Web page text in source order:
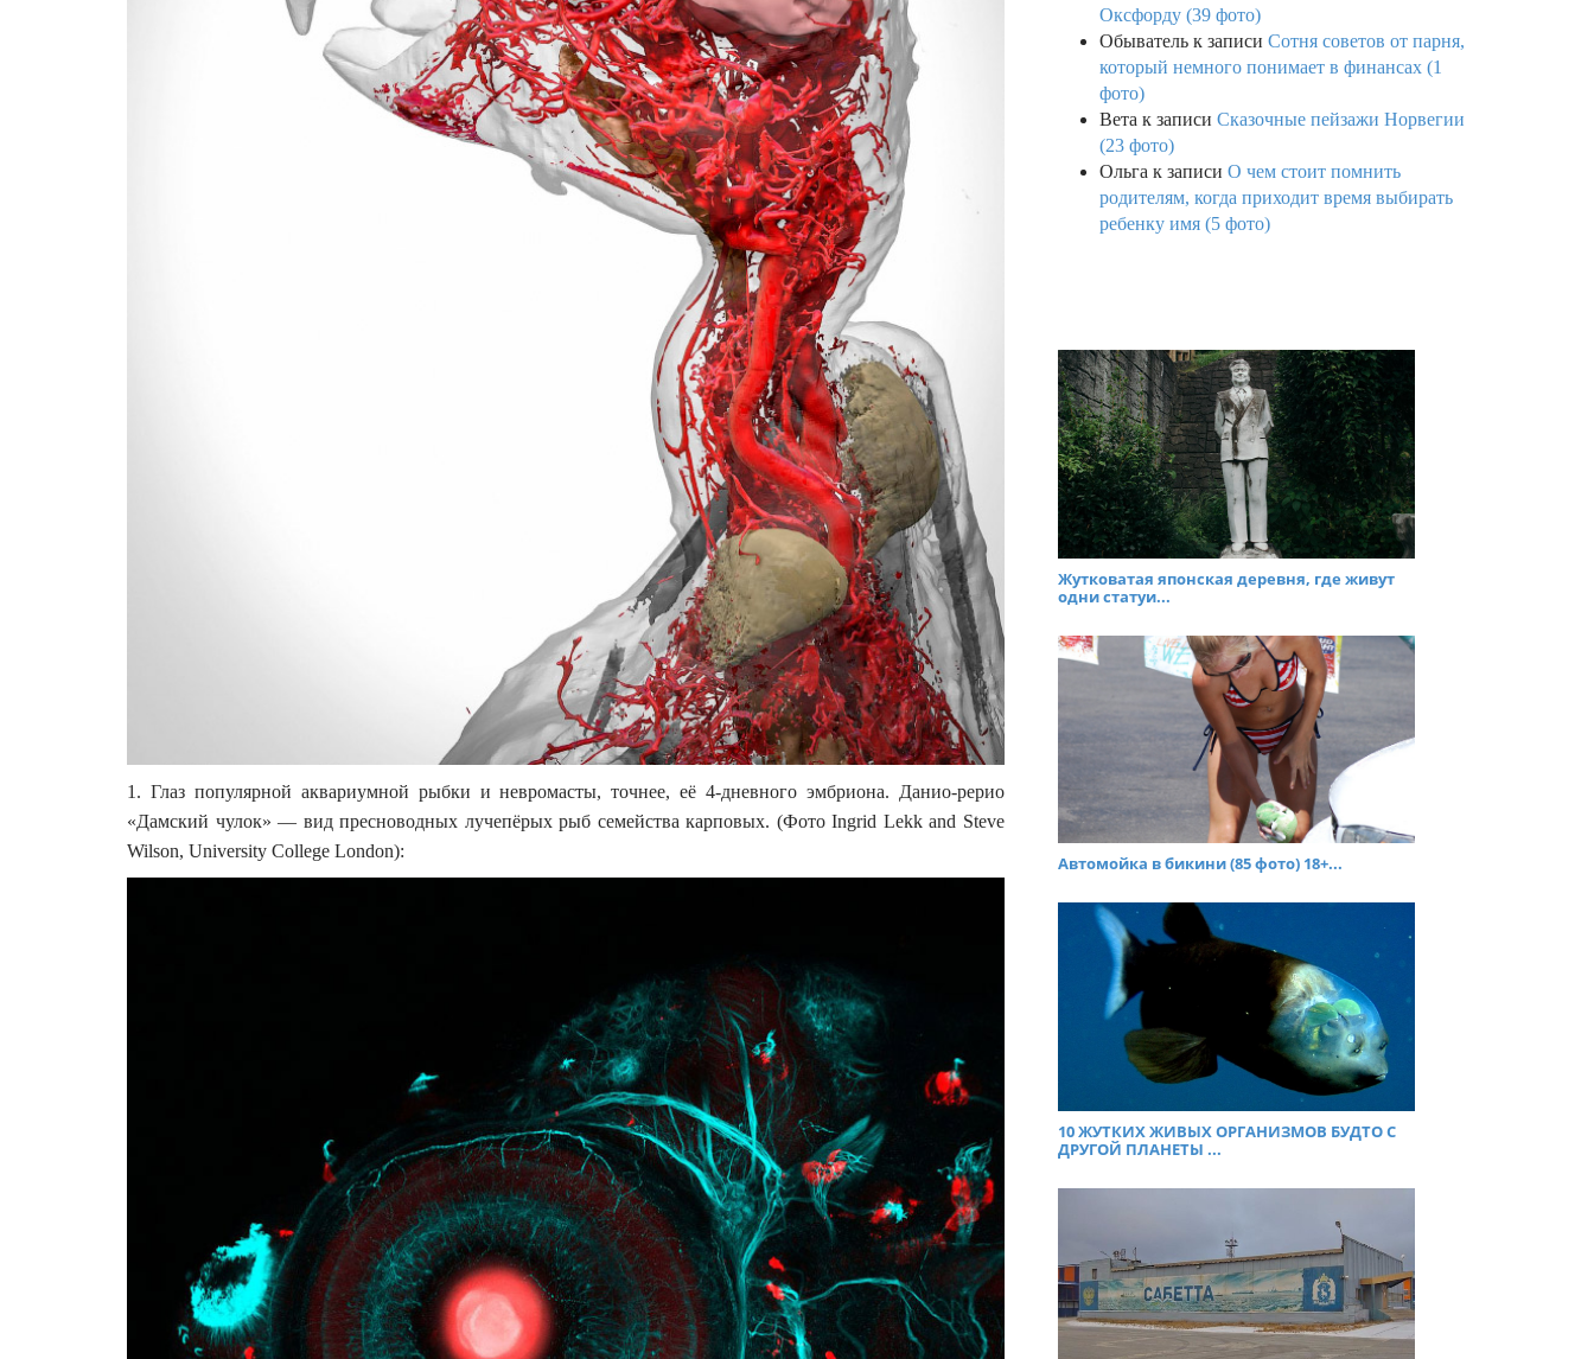
1. Глаз популярной аквариумной рыбки и невромасты, точнее, её 4-дневного эмбриона. Данио-рерио
«Дамский чулок» — вид пресноводных лучепёрых рыб семейства карповых. (Фото Ingrid Lekk and Steve
Wilson, University College London):
Оксфорду (39 фото)
Обыватель к записи Сотня советов от парня,
который немного понимает в финансах (1
фото)
Вета к записи Сказочные пейзажи Норвегии
(23 фото)
Ольга к записи О чем стоит помнить
родителям, когда приходит время выбирать
ребенку имя (5 фото)
Жутковатая японская деревня, где живут
одни статуи...
Автомойка в бикини (85 фото) 18+...
10 ЖУТКИX ЖИВЫX ОРГАНИЗМОВ БУДТО С
ДРУГОЙ ПЛАНЕТЫ ...